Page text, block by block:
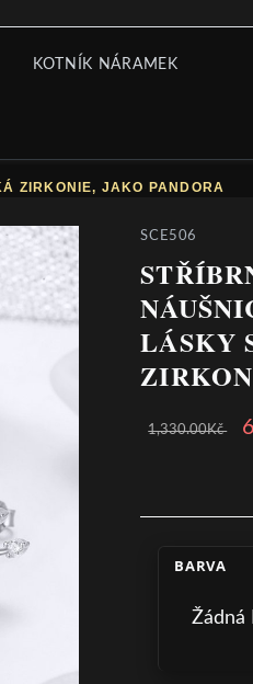
KOTNÍK NÁRAMEK
ZIRKONIE, JAKO PANDORA
SCE506
LÁSKY
1,330.00Kč
BARVA
Žádná